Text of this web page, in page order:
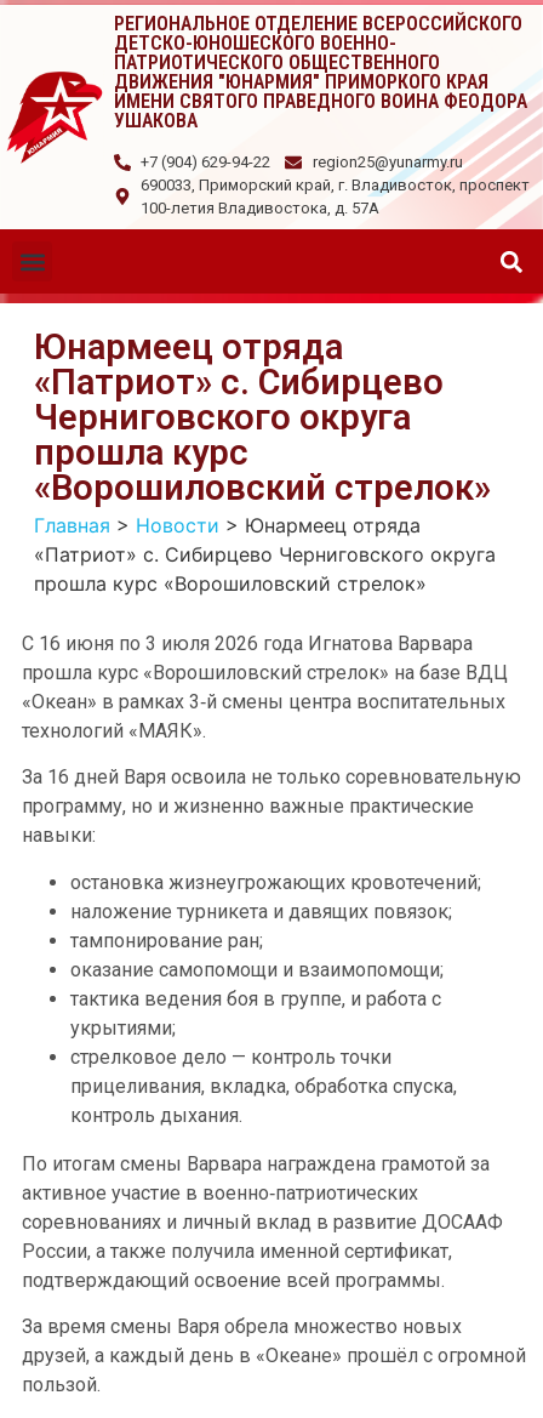
РЕГИОНАЛЬНОЕ ОТДЕЛЕНИЕ ВСЕРОССИЙСКОГО
ДЕТСКО-ЮНОШЕСКОГО ВОЕННО-
ПАТРИОТИЧЕСКОГО ОБЩЕСТВЕННОГО
ДВИЖЕНИЯ "ЮНАРМИЯ" ПРИМОРКОГО КРАЯ
ИМЕНИ СВЯТОГО ПРАВЕДНОГО ВОИНА ФЕОДОРА
УШАКОВА
+7 (904) 629-94-22
region25@yunarmy.ru
690033, Приморский край, г. Владивосток, проспект
100-летия Владивостока, д. 57А
Юнармеец отряда
«Патриот» с. Сибирцево
Черниговского округа
прошла курс
«Ворошиловский стрелок»
Главная > Новости > Юнармеец отряда
«Патриот» с. Сибирцево Черниговского округа
прошла курс «Ворошиловский стрелок»
С 16 июня по 3 июля 2026 года Игнатова Варвара
прошла курс «Ворошиловский стрелок» на базе ВДЦ
«Океан» в рамках 3‑й смены центра воспитательных
технологий «МАЯК».
За 16 дней Варя освоила не только соревновательную
программу, но и жизненно важные практические
навыки:
остановка жизнеугрожающих кровотечений;
наложение турникета и давящих повязок;
тампонирование ран;
оказание самопомощи и взаимопомощи;
тактика ведения боя в группе, и работа с
укрытиями;
стрелковое дело — контроль точки
прицеливания, вкладка, обработка спуска,
контроль дыхания.
По итогам смены Варвара награждена грамотой за
активное участие в военно‑патриотических
соревнованиях и личный вклад в развитие ДОСААФ
России, а также получила именной сертификат,
подтверждающий освоение всей программы.
За время смены Варя обрела множество новых
друзей, а каждый день в «Океане» прошёл с огромной
пользой.